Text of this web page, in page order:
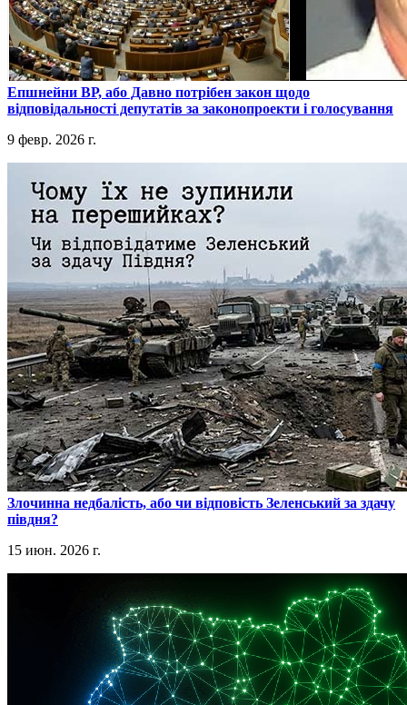
​Епшнейни ВР, або Давно потрібен закон щодо
відповідальності депутатів за законопроекти і голосування
9 февр. 2026 г.
​Злочинна недбалість, або чи відповість Зеленський за здачу
півдня?
15 июн. 2026 г.